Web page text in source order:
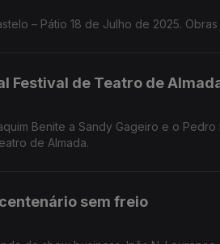
– Pátio 18 de Julho de 2025.
Festival de Teatro de
Benite a Sandy Gageiro e o
de Almada.
sem freio